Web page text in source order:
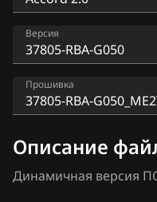
BAIC
BAW
Bentley
BMW
Brilliance
Keihin
Keihin immo off
Matsushita
Siemens (Continental)
Accord 2.0
Accord 2.4
CrossRoad
Версия
37805-RBA-E550_4050
37805-RBA-G030
Прошивка
37805-RBA-
Описание
Динамичная версия